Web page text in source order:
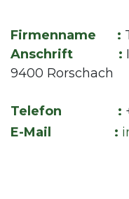
Firmenname :
Anschrift :
9400 Rorschach
Telefon :
E-Mail :